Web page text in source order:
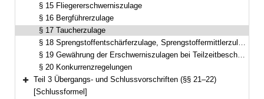
§ 15 Fliegererschwerniszulage
§ 16 Bergführerzulage
§ 17 Taucherzulage
§ 18 Sprengstoffentschärferzulage, Sprengstoffermittlerzulage
§ 19 Gewährung der Erschwerniszulagen bei Teilzeitbeschäftigung
§ 20 Konkurrenzregelungen
Bereich erweitern
Teil 3 Übergangs- und Schlussvorschriften (§§ 21–22)
[Schlussformel]